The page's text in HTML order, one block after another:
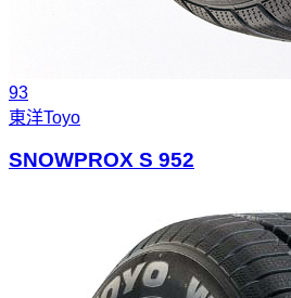
93
東洋Toyo
SNOWPROX S 952